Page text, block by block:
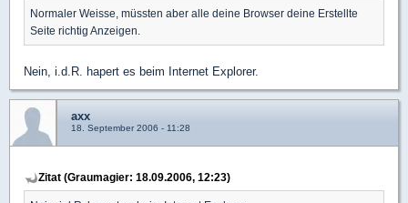
Normaler Weisse, müssten aber alle deine Browser deine Erstellte
Seite richtig Anzeigen.
Nein, i.d.R. hapert es beim Internet Explorer.
axx
18. September 2006 - 11:28
Zitat (Graumagier: 18.09.2006, 12:23)